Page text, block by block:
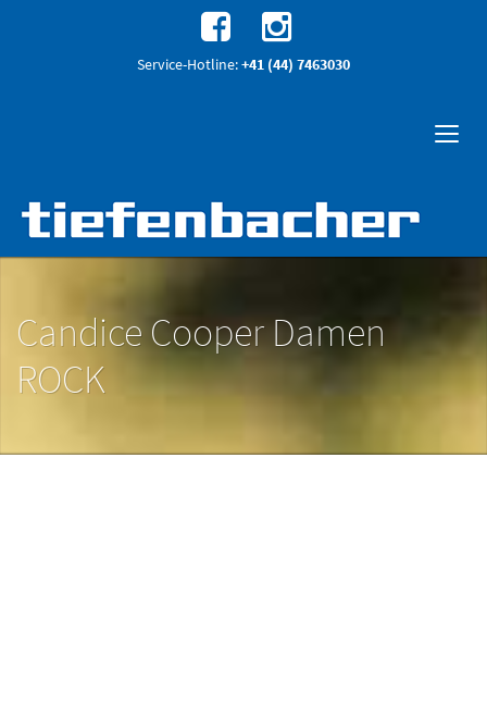
Service-Hotline:+41 (44) 7463030
Candice Cooper Damen
ROCK